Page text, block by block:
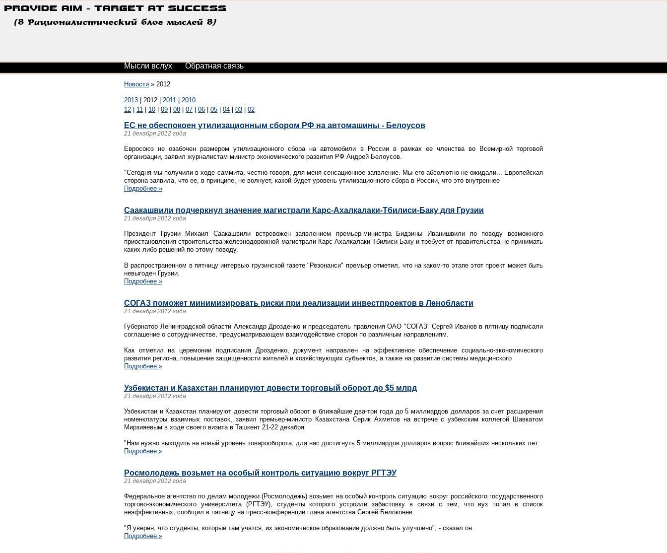
Мысли вслух Обратная связь
Новости » 2012
2013 2012 2011
2010
12
11 10 09 08 07 06 05 04 03 02
ЕС не обеспокоен утилизационным сбором РФ на автомашины - Белоусов
21 декабря 2012 года
Евросоюз не озабочен размером утилизационного сбора на автомобили в России в рамках ее членства во Всемирной торговой
организации, заявил журналистам министр экономического развития РФ Андрей Белоусов.
"Сегодня мы получили в ходе саммита, честно говоря, для меня сенсационное заявление. Мы его абсолютно не ожидали... Европейская
сторона заявила, что ее, в принципе, не волнует, какой будет уровень утилизационного сбора в России, что это внутреннее
Подробнее »
Саакашвили подчеркнул значение магистрали Карс-Ахалкалаки-Тбилиси-Баку для Грузии
21 декабря 2012 года
Президент Грузии Михаил Саакашвили встревожен заявлением премьер-министра Бидзины Иванишвили по поводу возможного
приостановления строительства железнодорожной магистрали Карс-Ахалкалаки-Тбилиси-Баку и требует от правительства не принимать
каких-либо решений по этому поводу.
В распространенном в пятницу интервью грузинской газете "Резонанси" премьер отметил, что на каком-то этапе этот проект может быть
невыгоден Грузии.
Подробнее »
СОГАЗ поможет минимизировать риски при реализации инвестпроектов в Ленобласти
21 декабря 2012 года
Губернатор Ленинградской области Александр Дрозденко и председатель правления ОАО "СОГАЗ" Сергей Иванов в пятницу подписали
соглашение о сотрудничестве, предусматривающем взаимодействие сторон по различным направлениям.
Как отметил на церемонии подписания Дрозденко, документ направлен на эффективное обеспечение социально-экономического
развития региона, повышение защищенности жителей и хозяйствующих субъектов, а также на развитие системы медицинского
Подробнее »
Узбекистан и Казахстан планируют довести торговый оборот до $5 млрд
21 декабря 2012 года
Узбекистан и Казахстан планируют довести торговый оборот в ближайшие два-три года до 5 миллиардов долларов за счет расширения
номенклатуры взаимных поставок, заявил премьер-министр Казахстана Серик Ахметов на встрече с узбекским коллегой Шавкатом
Мирзияевым в ходе своего визита в Ташкент 21-22 декабря.
"Нам нужно выходить на новый уровень товарооборота, для нас достигнуть 5 миллиардов долларов вопрос ближайших нескольких лет.
Подробнее »
Росмолодежь возьмет на особый контроль ситуацию вокруг РГТЭУ
21 декабря 2012 года
Федеральное агентство по делам молодежи (Росмолодежь) возьмет на особый контроль ситуацию вокруг российского государственного
торгово-экономического университета (РГТЭУ), студенты которого устроили забастовку в связи с тем, что вуз попал в список
неэффективных, сообщил в пятницу на пресс-конференции глава агентства Сергей Белоконев.
"Я уверен, что студенты, которые там учатся, их экономическое образование должно быть улучшено", - сказал он.
Подробнее »